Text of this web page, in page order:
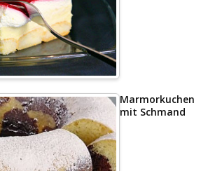
Marmorkuchen
mit Schmand